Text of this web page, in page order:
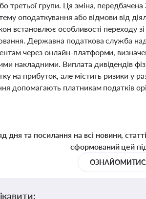
третьої групи. Ця зміна,
оподаткування або відмови від
встановлює особливості переходу
Державна податкова служба
через онлайн-платформи,
накладними. Виплата дивідендів
на прибуток, але містить ризики у
допомагають платникам податків
дня та посилання на всі новини,
сформований цей